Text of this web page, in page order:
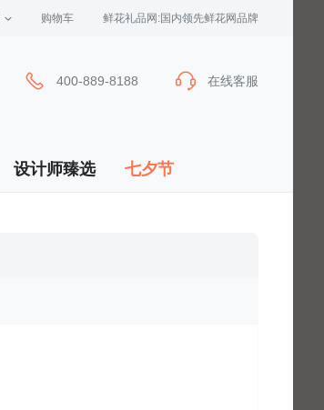
购物车 鲜花礼品网:国内领先鲜花网品牌
400-889-8188 在线客服
设计师臻选 七夕节